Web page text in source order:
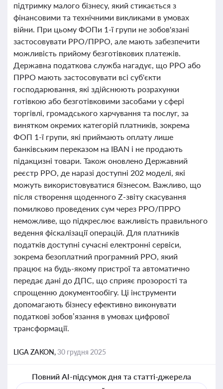
підтримку малого бізнесу, який стикається з
фінансовими та технічними викликами в умовах
війни. При цьому ФОПи 1-ї групи не зобов'язані
застосовувати РРО/ПРРО, але мають забезпечити
можливість прийому безготівкових платежів.
Державна податкова служба нагадує, що РРО або
ПРРО мають застосовувати всі суб'єкти
господарювання, які здійснюють розрахунки
готівкою або безготівковими засобами у сфері
торгівлі, громадського харчування та послуг, за
винятком окремих категорій платників, зокрема
ФОП 1-ї групи, які приймають оплату лише
банківським переказом на IBAN і не продають
підакцизні товари. Також оновлено Державний
реєстр РРО, де наразі доступні 202 моделі, які
можуть використовуватися бізнесом. Важливо, що
після створення щоденного Z-звіту скасування
помилково проведених сум через РРО/ПРРО
неможливе, що підкреслює важливість правильного
ведення фіскалізації операцій. Для платників
податків доступні сучасні електронні сервіси,
зокрема безоплатний програмний РРО, який
працює на будь-якому пристрої та автоматично
передає дані до ДПС, що сприяє прозорості та
спрощенню документообігу. Ці інструменти
допомагають бізнесу ефективно виконувати
податкові зобов’язання в умовах цифрової
трансформації.
LIGA ZAKON,30 грудня 2025
Повний AI-підсумок дня та статті-джерела